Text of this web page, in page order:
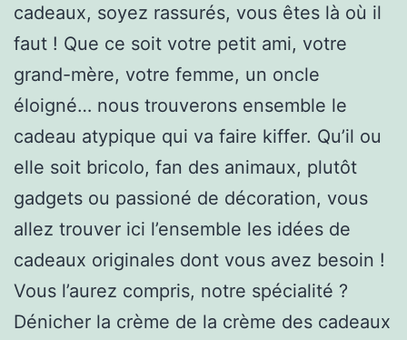
cadeaux, soyez rassurés, vous êtes là où il
faut ! Que ce soit votre petit ami, votre
grand-mère, votre femme, un oncle
éloigné… nous trouverons ensemble le
cadeau atypique qui va faire kiffer. Qu’il ou
elle soit bricolo, fan des animaux, plutôt
gadgets ou passioné de décoration, vous
allez trouver ici l’ensemble les idées de
cadeaux originales dont vous avez besoin !
Vous l’aurez compris, notre spécialité ?
Dénicher la crème de la crème des cadeaux